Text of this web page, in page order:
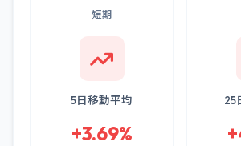
短期
5日移動平均
+3.69%
25